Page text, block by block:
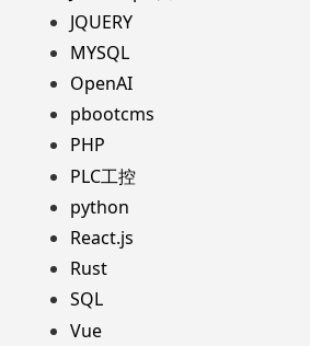
JQUERY
MYSQL
OpenAI
pbootcms
PHP
PLC工控
python
React.js
Rust
SQL
Vue